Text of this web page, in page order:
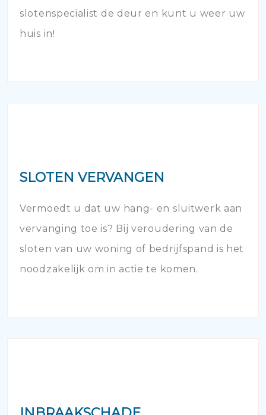
slotenspecialist de deur en kunt u weer uw
huis in!
SLOTEN VERVANGEN
Vermoedt u dat uw hang- en sluitwerk aan
vervanging toe is? Bij veroudering van de
sloten van uw woning of bedrijfspand is het
noodzakelijk om in actie te komen.